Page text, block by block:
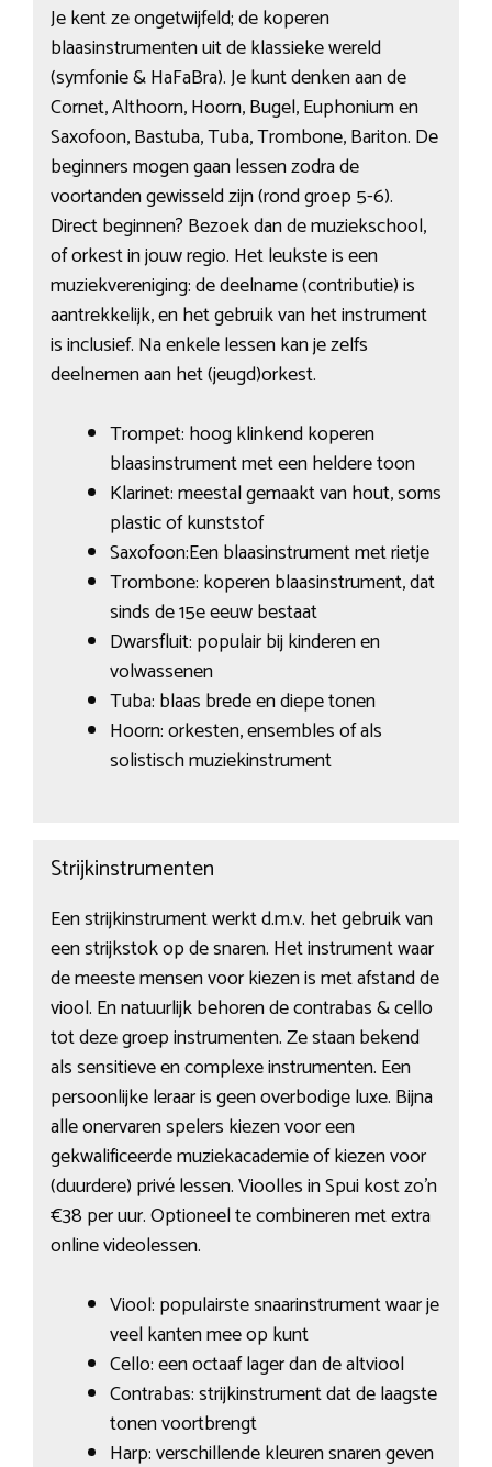
Je kent ze ongetwijfeld; de koperen
blaasinstrumenten uit de klassieke wereld
(symfonie & HaFaBra). Je kunt denken aan de
Cornet, Althoorn, Hoorn, Bugel, Euphonium en
Saxofoon, Bastuba, Tuba, Trombone, Bariton. De
beginners mogen gaan lessen zodra de
voortanden gewisseld zijn (rond groep 5-6).
Direct beginnen? Bezoek dan de muziekschool,
of orkest in jouw regio. Het leukste is een
muziekvereniging: de deelname (contributie) is
aantrekkelijk, en het gebruik van het instrument
is inclusief. Na enkele lessen kan je zelfs
deelnemen aan het (jeugd)orkest.
Trompet: hoog klinkend koperen
blaasinstrument met een heldere toon
Klarinet: meestal gemaakt van hout, soms
plastic of kunststof
Saxofoon:Een blaasinstrument met rietje
Trombone: koperen blaasinstrument, dat
sinds de 15e eeuw bestaat
Dwarsfluit: populair bij kinderen en
volwassenen
Tuba: blaas brede en diepe tonen
Hoorn: orkesten, ensembles of als
solistisch muziekinstrument
Strijkinstrumenten
Een strijkinstrument werkt d.m.v. het gebruik van
een strijkstok op de snaren. Het instrument waar
de meeste mensen voor kiezen is met afstand de
viool. En natuurlijk behoren de contrabas & cello
tot deze groep instrumenten. Ze staan bekend
als sensitieve en complexe instrumenten. Een
persoonlijke leraar is geen overbodige luxe. Bijna
alle onervaren spelers kiezen voor een
gekwalificeerde muziekacademie of kiezen voor
(duurdere) privé lessen. Vioolles in Spui kost zo’n
€38 per uur. Optioneel te combineren met extra
online videolessen.
Viool: populairste snaarinstrument waar je
veel kanten mee op kunt
Cello: een octaaf lager dan de altviool
Contrabas: strijkinstrument dat de laagste
tonen voortbrengt
Harp: verschillende kleuren snaren geven